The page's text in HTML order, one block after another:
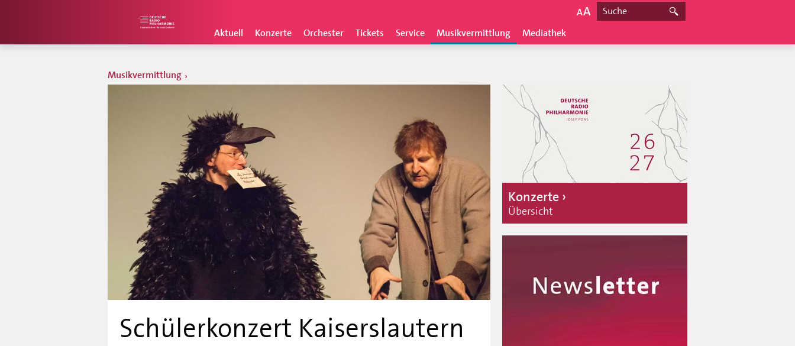
Aktuell Konzerte Orchester Tickets Service Musikvermittlung Mediathek
Musikvermittlung
Schülerkonzert Kaiserslautern
Konzerte
Übersicht